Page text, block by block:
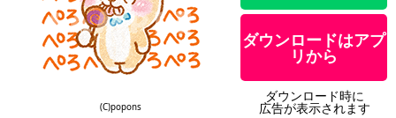
(C)popons
ダウンロードはアプ
リから
ダウンロード時に
広告が表示されます